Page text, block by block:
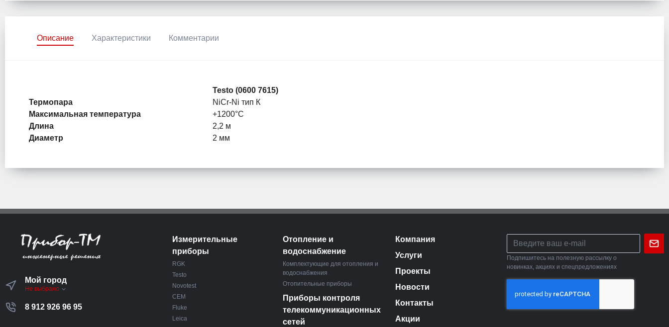
Описание Характеристики Комментарии
Testo (0600 7615)
Термопара
NiCr-Ni тип К
Максимальная температура
+1200°C
Длина
2,2 м
Диаметр
2 мм
Мой город
Не выбрано
8 912 926 96 95
Измерительные
приборы
RGK
Testo
Novotest
CEM
Fluke
Leica
Отопление и
водоснабжение
Комплектующие для отопления и
водоснабжения
Отопительные приборы
Приборы контроля
телекоммуникационных
сетей
Компания
Услуги
Проекты
Новости
Контакты
Акции
Подпишитесь на полезную рассылку о
новинках, акциях и спецпредложениях